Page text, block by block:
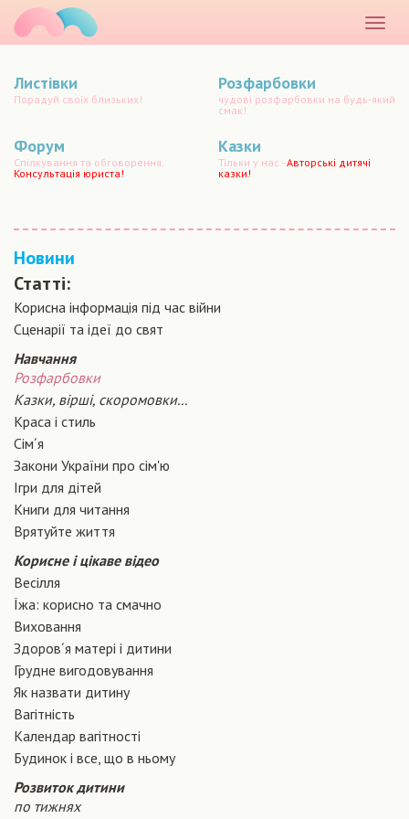
меню
Листівки
Порадуй своїх близьких!
Розфарбовки
чудові розфарбовки на будь-який
смак!
Форум
Спілкування та обговорення.
Консультація юриста!
Казки
Тільки у нас -Авторські дитячі
казки!
Новини
Статті:
Корисна інформація під час війни
Сценарiї та iдеї до свят
Навчання
Розфарбовки
Казки, вірші, скоромовки...
Краса і стиль
Сiм´я
Закони України про сiм'ю
Ігри для дітей
Книги для читання
Врятуйте життя
Корисне і цікаве відео
Весілля
Їжа: корисно та смачно
Виховання
Здоров´я матері і дитини
Грудне вигодовування
Як назвати дитину
Вагiтнiсть
Календар вагітності
Будинок і все, що в ньому
Розвиток дитини
по тижнях